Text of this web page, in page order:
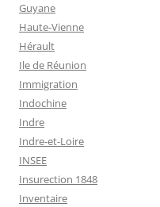
Guyane
Haute-Vienne
Hérault
Ile de Réunion
Immigration
Indochine
Indre
Indre-et-Loire
INSEE
Insurection 1848
Inventaire